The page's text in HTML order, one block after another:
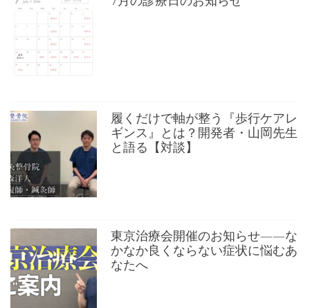
履くだけで軸が整う『歩行ケアレ
ギンス』とは？開発者・山岡先生
と語る【対談】
東京治療会開催のお知らせ——な
かなか良くならない症状に悩むあ
なたへ